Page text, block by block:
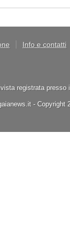
Info e contatti
registrata presso
-